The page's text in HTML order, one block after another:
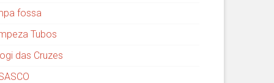
fossa
Tubos
das Cruzes